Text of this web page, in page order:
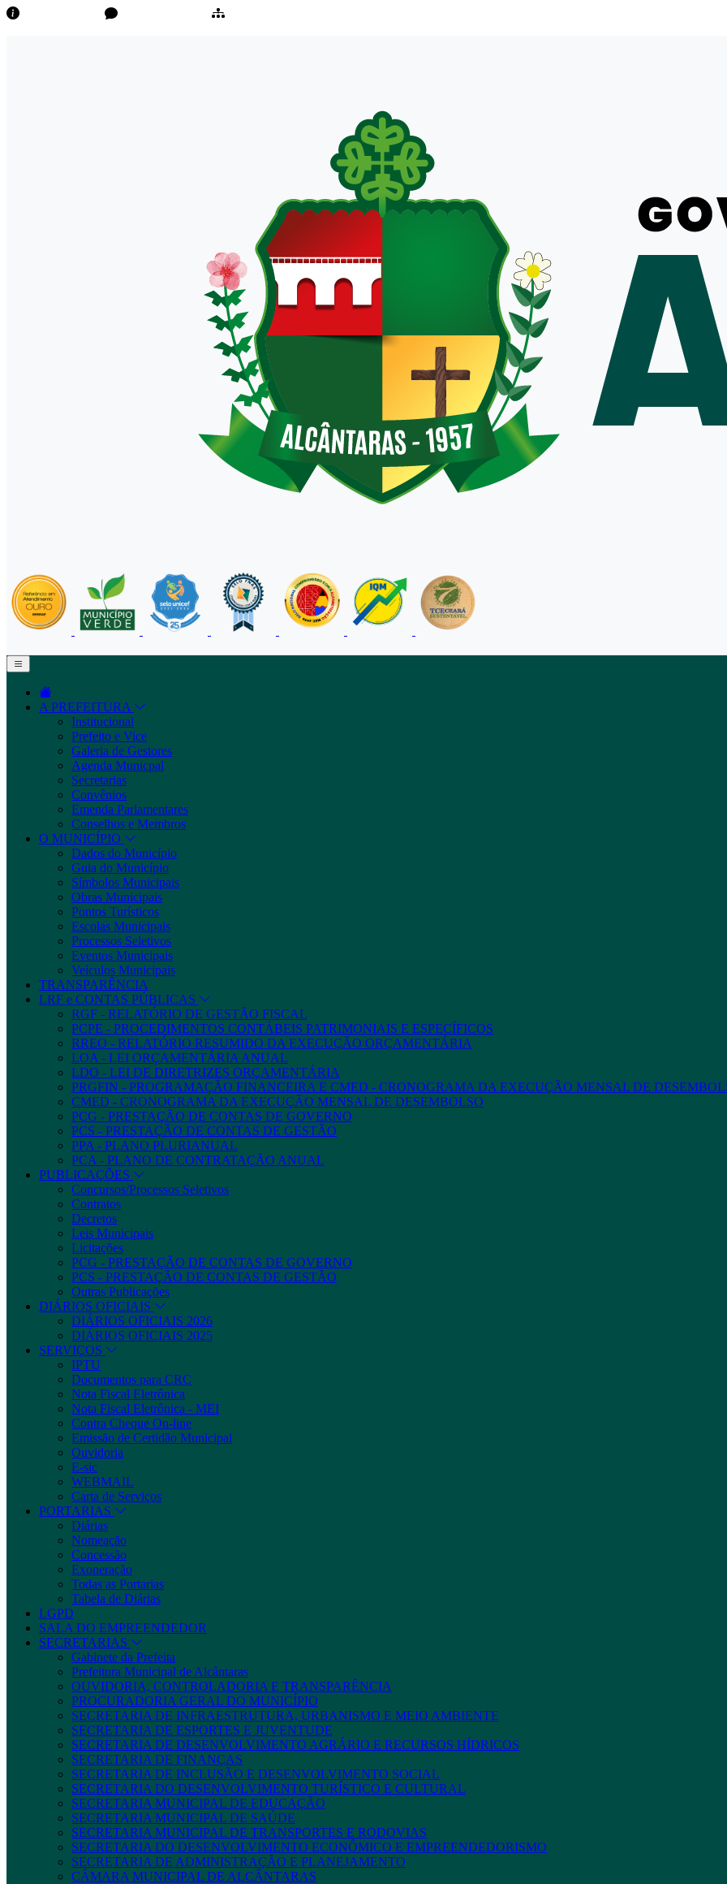
A PREFEITURA
Institucional
Prefeito e Vice
Galeria de Gestores
Agenda Municpal
Secretarias
Convênios
Emenda Parlamentares
Conselhos e Membros
O MUNICÍPIO
Dados do Município
Guia do Município
Símbolos Municipais
Obras Municipais
Pontos Turísticos
Escolas Municipais
Processos Seletivos
Eventos Municipais
Veículos Municipais
TRANSPARÊNCIA
LRF e CONTAS PÚBLICAS
RGF - RELATÓRIO DE GESTÃO FISCAL
PCPE - PROCEDIMENTOS CONTÁBEIS PATRIMONIAIS E ESPECÍFICOS
RREO - RELATÓRIO RESUMIDO DA EXECUÇÃO ORÇAMENTÁRIA
LOA - LEI ORÇAMENTÁRIA ANUAL
LDO - LEI DE DIRETRIZES ORÇAMENTÁRIA
PRGFIN - PROGRAMAÇÃO FINANCEIRA E CMED - CRONOGRAMA DA EXECUÇÃO MENSAL DE
CMED - CRONOGRAMA DA EXECUÇÃO MENSAL DE DESEMBOLSO
PCG - PRESTAÇÃO DE CONTAS DE GOVERNO
PCS - PRESTAÇÃO DE CONTAS DE GESTÃO
PPA - PLANO PLURIANUAL
PCA - PLANO DE CONTRATAÇÃO ANUAL
PUBLICAÇÕES
Concursos/Processos Seletivos
Contratos
Decretos
Leis Municipais
Licitações
PCG - PRESTAÇÃO DE CONTAS DE GOVERNO
PCS - PRESTAÇÃO DE CONTAS DE GESTÃO
Outras Publicações
DIÁRIOS OFICIAIS
DIÁRIOS OFICIAIS 2026
DIÁRIOS OFICIAIS 2025
SERVIÇOS
IPTU
Documentos para CRC
Nota Fiscal Eletrônica
Nota Fiscal Eletrônica - MEI
Contra Cheque On-line
Emissão de Certidão Municipal
Ouvidoria
E-sic
WEBMAIL
Carta de Serviços
PORTARIAS
Diárias
Nomeação
Concessão
Exoneração
Todas as Portarias
Tabela de Diárias
LGPD
SALA DO EMPREENDEDOR
SECRETARIAS
Gabinete da Prefeita
Prefeitura Municipal de Alcântaras
OUVIDORIA, CONTROLADORIA E TRANSPARÊNCIA
PROCURADORIA GERAL DO MUNICÍPIO
SECRETARIA DE INFRAESTRUTURA, URBANISMO E MEIO AMBIENTE
SECRETARIA DE ESPORTES E JUVENTUDE
SECRETARIA DE DESENVOLVIMENTO AGRÁRIO E RECURSOS HÍDRICOS
SECRETARIA DE FINANÇAS
SECRETARIA DE INCLUSÃO E DESENVOLVIMENTO SOCIAL
SECRETARIA DO DESENVOLVIMENTO TURÍSTICO E CULTURAL
SECRETARIA MUNICIPAL DE EDUCAÇÃO
SECRETARIA MUNICIPAL DE SAÚDE
SECRETARIA MUNICIPAL DE TRANSPORTES E RODOVIAS
SECRETARIA DO DESENVOLVIMENTO ECONÔMICO E EMPREENDEDORISMO
SECRETARIA DE ADMINISTRAÇÃO E PLANEJAMENTO
CÂMARA MUNICIPAL DE ALCÂNTARAS